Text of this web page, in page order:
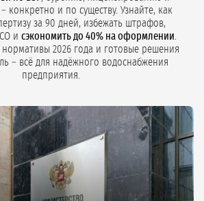
конкретно и по существу. Узнайте, как
за 90 дней, избежать штрафов,
и сэкономить до 40% на оформлении
2026 года и готовые решения
– всё для надёжного водоснабжения
предприятия.